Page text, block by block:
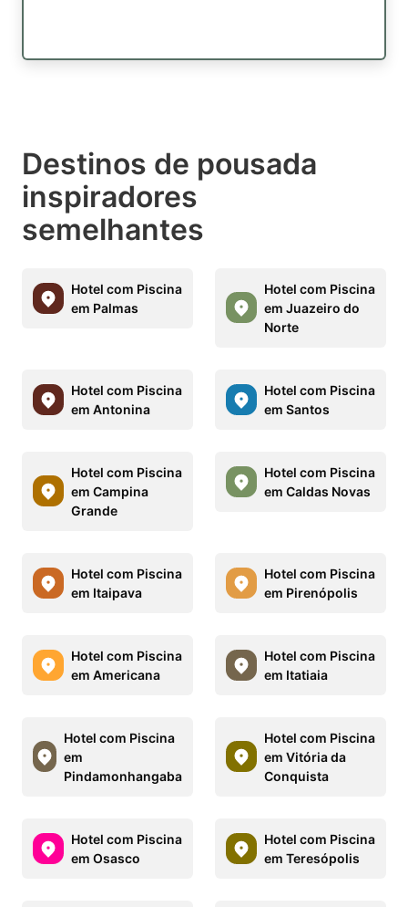
Destinos de pousada
inspiradores
semelhantes
Hotel com Piscina
em Palmas
Hotel com Piscina
em Juazeiro do
Norte
Hotel com Piscina
em Antonina
Hotel com Piscina
em Santos
Hotel com Piscina
em Campina
Grande
Hotel com Piscina
em Caldas Novas
Hotel com Piscina
em Itaipava
Hotel com Piscina
em Pirenópolis
Hotel com Piscina
em Americana
Hotel com Piscina
em Itatiaia
Hotel com Piscina
em
Pindamonhangaba
Hotel com Piscina
em Vitória da
Conquista
Hotel com Piscina
em Osasco
Hotel com Piscina
em Teresópolis